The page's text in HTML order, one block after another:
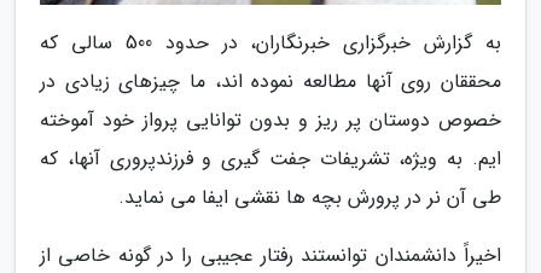
به گزارش خبرگزاری خبرنگاران، در حدود 500 سالی که
محققان روی آنها مطالعه نموده اند، ما چیزهای زیادی در
خصوص دوستان پر ریز و بدون توانایی پرواز خود آموخته
ایم. به ویژه، تشریفات جفت گیری و فرزندپروری آنها، که
طی آن نر در پرورش بچه ها نقشی ایفا می نماید.
اخیراً دانشمندان توانستند رفتار عجیبی را در گونه خاصی از